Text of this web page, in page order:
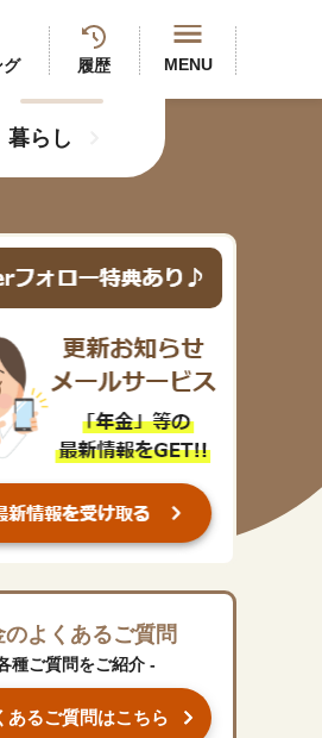
グ 履歴 MENU
暮らし
閲覧履歴
#タグ「5選」
のよくあるご質問
種ご質問をご紹介 -
あるご質問はこちら